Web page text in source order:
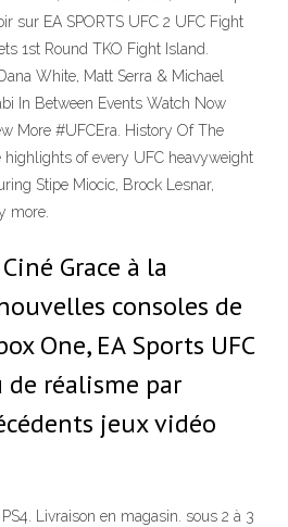
sur EA SPORTS UFC 2 UFC Fight
1st Round TKO Fight Island.
White, Matt Serra & Michael
In Between Events Watch Now
More #UFCEra. History Of The
highlights of every UFC heavyweight
Stipe Miocic, Brock Lesnar,
more.
Grace à la
consoles de
One, EA Sports UFC
réalisme par
jeux vidéo
PS4. Livraison en magasin. sous 2 à 3